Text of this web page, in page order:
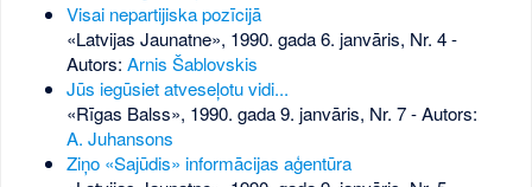
Visai nepartijiska pozīcijā
«Latvijas Jaunatne», 1990. gada 6. janvāris, Nr. 4-
Autors: Arnis Šablovskis
Jūs iegūsiet atveseļotu vidi...
«Rīgas Balss», 1990. gada 9. janvāris, Nr. 7- Autors:
A. Juhansons
Ziņo «Sajūdis» informācijas aģentūra